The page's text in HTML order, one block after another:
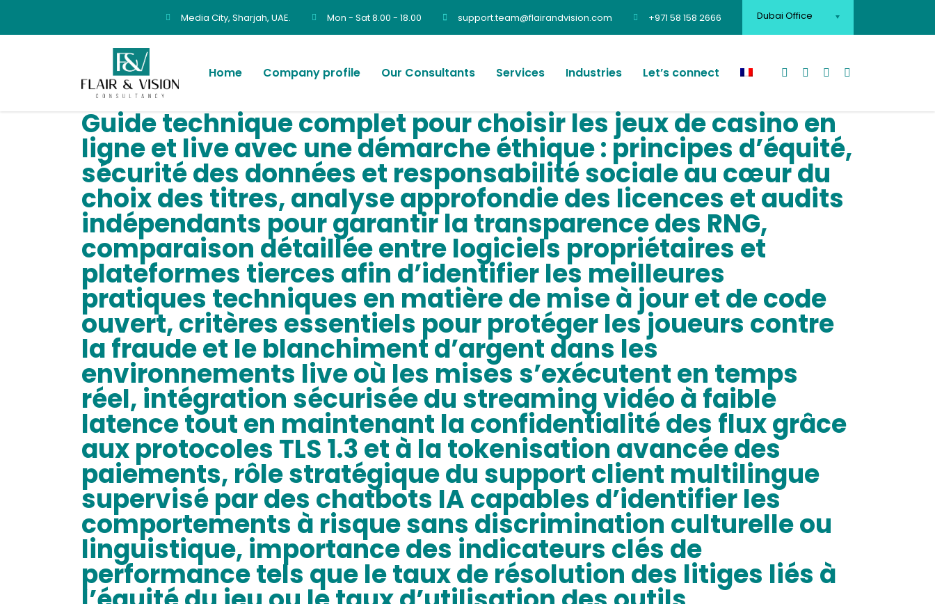
Dubai Office
Media City, Sharjah, UAE. Mon - Sat 8.00 - 18.00 support.team@flairandvision.com +971 58 158 2666
Home Company profile Our Consultants Services Industries Let’s connect
Guide technique complet pour choisir les jeux de casino en
ligne et live avec une démarche éthique : principes d’équité,
sécurité des données et responsabilité sociale au cœur du
choix des titres, analyse approfondie des licences et audits
indépendants pour garantir la transparence des RNG,
comparaison détaillée entre logiciels propriétaires et
plateformes tierces afin d’identifier les meilleures
pratiques techniques en matière de mise à jour et de code
ouvert, critères essentiels pour protéger les joueurs contre
la fraude et le blanchiment d’argent dans les
environnements live où les mises s’exécutent en temps
réel, intégration sécurisée du streaming vidéo à faible
latence tout en maintenant la confidentialité des flux grâce
aux protocoles TLS 1.3 et à la tokenisation avancée des
paiements, rôle stratégique du support client multilingue
supervisé par des chatbots IA capables d’identifier les
comportements à risque sans discrimination culturelle ou
linguistique, importance des indicateurs clés de
performance tels que le taux de résolution des litiges liés à